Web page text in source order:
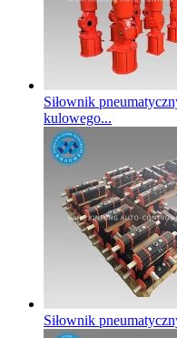
Siłownik
kulowego...
Siłownik